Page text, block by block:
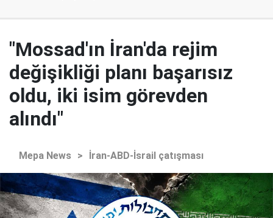
"Mossad'ın İran'da rejim
değişikliği planı başarısız
oldu, iki isim görevden
alındı"
Mepa News > İran-ABD-İsrail çatışması